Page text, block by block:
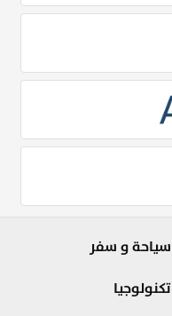
سياحة و سفر
تكنولوجيا